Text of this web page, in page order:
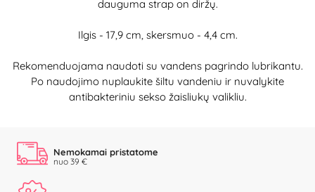
dauguma strap on diržų.
Ilgis - 17,9 cm, skersmuo - 4,4 cm.
Rekomenduojama naudoti su vandens pagrindo lubrikantu.
Po naudojimo nuplaukite šiltu vandeniu ir nuvalykite
antibakteriniu sekso žaisliukų valikliu.
Nemokamai pristatome
nuo 39 €